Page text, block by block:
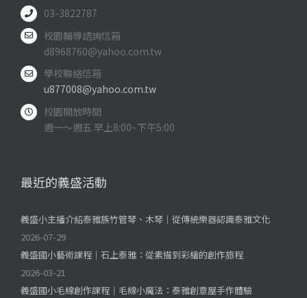
03-3822787
校園輔導諮詢信箱
d8968760@yahoo.com.tw
學校聯絡信箱
u877008@yahoo.com.tw
校園開放時間
週一～週五 早上8:00~下午5:00
最近的義盛活動
義盛小主播介紹泰雅族竹管琴、木琴｜從傳統樂器認識泰雅文化
2026-07-29
義盛國小藝術課程｜石上泰雅：從素描到彩繪的創作旅程
2026-03-21
義盛國小毛線創作課程｜毛線小魔法：泰雅創意屋手作體驗